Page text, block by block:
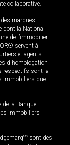
collaborative.
des marques
dont la National
de l’immobilier
servent à
et agents
d'homologation
respectifs sont la
immobiliers que
de la Banque
immobiliers
MD sont des